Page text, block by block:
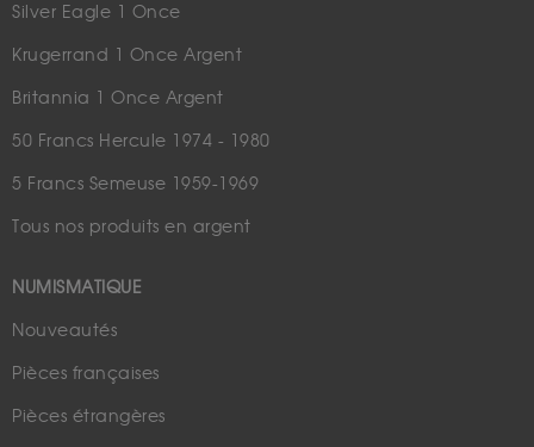
Silver Eagle 1 Once
Krugerrand 1 Once Argent
Britannia 1 Once Argent
50 Francs Hercule 1974 - 1980
5 Francs Semeuse 1959-1969
Tous nos produits en argent
NUMISMATIQUE
Nouveautés
Pièces françaises
Pièces étrangères